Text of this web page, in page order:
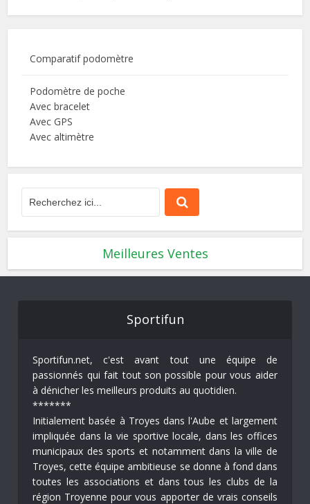
Comparatif podomètre
Podomètre de poche
Avec bracelet
Avec GPS
Avec altimètre
Meilleures Ventes
Sportifun
Sportifun.net, c'est avant tout une équipe de
passionnés qui fait tout son possible pour vous aider
à dénicher les meilleurs produits au quotidien.
*******
Initialement basée à Troyes dans l'Aube et largement
impliquée dans la vie sportive locale, dans les offices
municipaux des sports et notamment dans la ville de
Troyes, cette équipe ambitieuse se donne à fond dans
toutes les associations et dans tous les clubs de la
région Troyenne pour vous apporter de vrais conseils